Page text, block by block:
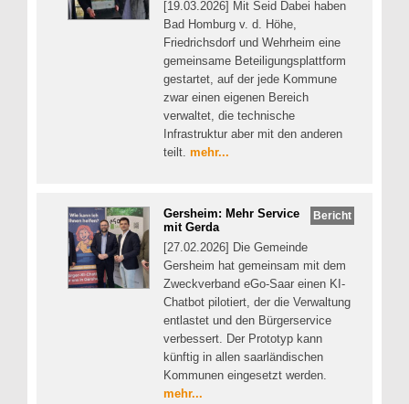
[19.03.2026] Mit Seid Dabei haben
Bad Homburg v. d. Höhe,
Friedrichsdorf und Wehrheim eine
gemeinsame Beteiligungsplattform
gestartet, auf der jede Kommune
zwar einen eigenen Bereich
verwaltet, die technische
Infrastruktur aber mit den anderen
teilt. mehr...
Bericht
Gersheim: Mehr Service
mit Gerda
[27.02.2026] Die Gemeinde
Gersheim hat gemeinsam mit dem
Zweckverband eGo-Saar einen KI-
Chatbot pilotiert, der die Verwaltung
entlastet und den Bürgerservice
verbessert. Der Prototyp kann
künftig in allen saarländischen
Kommunen eingesetzt werden.
mehr...